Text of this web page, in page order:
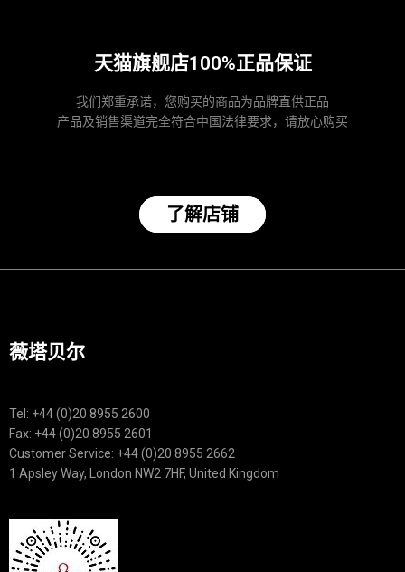
天猫旗舰店100%正品保证
我们郑重承诺，您购买的商品为品牌直供正品
产品及销售渠道完全符合中国法律要求，请放心购买
了解店铺
薇塔贝尔
Tel: +44 (0)20 8955 2600
Fax: +44 (0)20 8955 2601
Customer Service: +44 (0)20 8955 2662
1 Apsley Way, London NW2 7HF, United Kingdom